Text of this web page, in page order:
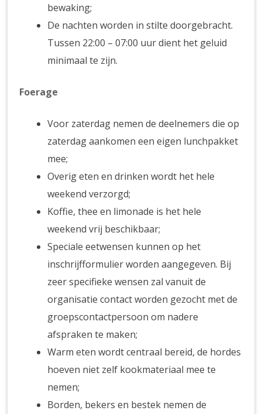
bewaking;
De nachten worden in stilte doorgebracht.
Tussen 22:00 – 07:00 uur dient het geluid
minimaal te zijn.
Foerage
Voor zaterdag nemen de deelnemers die op
zaterdag aankomen een eigen lunchpakket
mee;
Overig eten en drinken wordt het hele
weekend verzorgd;
Koffie, thee en limonade is het hele
weekend vrij beschikbaar;
Speciale eetwensen kunnen op het
inschrijfformulier worden aangegeven. Bij
zeer specifieke wensen zal vanuit de
organisatie contact worden gezocht met de
groepscontactpersoon om nadere
afspraken te maken;
Warm eten wordt centraal bereid, de hordes
hoeven niet zelf kookmateriaal mee te
nemen;
Borden, bekers en bestek nemen de